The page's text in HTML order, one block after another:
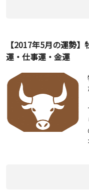
【2017年5月の運勢
運・仕事運・金運